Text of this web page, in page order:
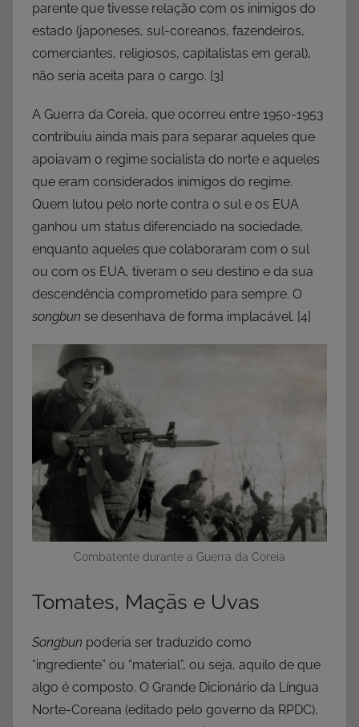
parente que tivesse relação com os inimigos do
estado (japoneses, sul-coreanos, fazendeiros,
comerciantes, religiosos, capitalistas em geral),
não seria aceita para o cargo. [3]
A Guerra da Coreia, que ocorreu entre 1950-1953
contribuiu ainda mais para separar aqueles que
apoiavam o regime socialista do norte e aqueles
que eram considerados inimigos do regime.
Quem lutou pelo norte contra o sul e os EUA
ganhou um status diferenciado na sociedade,
enquanto aqueles que colaboraram com o sul
ou com os EUA, tiveram o seu destino e da sua
descendência comprometido para sempre. O
songbun se desenhava de forma implacável. [4]
Combatente durante a Guerra da Coreia
Tomates, Maçãs e Uvas
Songbun poderia ser traduzido como
“ingrediente” ou “material”, ou seja, aquilo de que
algo é composto. O Grande Dicionário da Língua
Norte-Coreana (editado pelo governo da RPDC),